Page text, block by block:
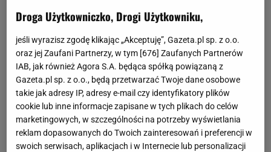
Droga Użytkowniczko, Drogi Użytkowniku,
jeśli wyrazisz zgodę klikając „Akceptuję”, Gazeta.pl sp. z o.o.
oraz jej Zaufani Partnerzy, w tym [676] Zaufanych Partnerów
IAB, jak również Agora S.A. będąca spółką powiązaną z
Gazeta.pl sp. z o.o., będą przetwarzać Twoje dane osobowe
takie jak adresy IP, adresy e-mail czy identyfikatory plików
cookie lub inne informacje zapisane w tych plikach do celów
marketingowych, w szczególności na potrzeby wyświetlania
reklam dopasowanych do Twoich zainteresowań i preferencji w
swoich serwisach, aplikacjach i w Internecie lub personalizacji